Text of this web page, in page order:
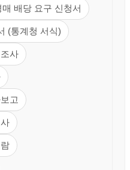
배당 요구 신청서
(통계청 서식)
사
고